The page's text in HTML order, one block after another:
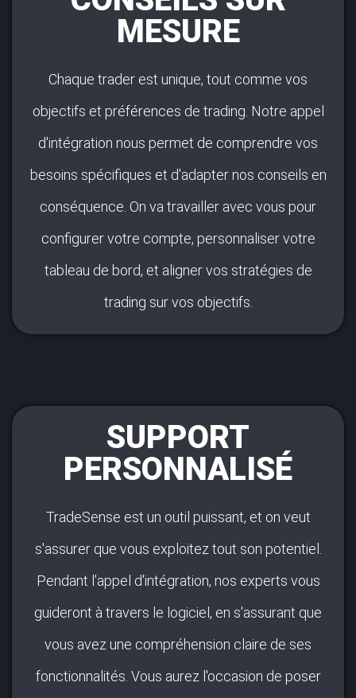
MESURE
Chaque trader est unique, tout comme vos
objectifs et préférences de trading. Notre appel
d'intégration nous permet de comprendre vos
besoins spécifiques et d'adapter nos conseils en
conséquence. On va travailler avec vous pour
configurer votre compte, personnaliser votre
tableau de bord, et aligner vos stratégies de
trading sur vos objectifs.
SUPPORT
PERSONNALISÉ
TradeSense est un outil puissant, et on veut
s'assurer que vous exploitez tout son potentiel.
Pendant l'appel d'intégration, nos experts vous
guideront à travers le logiciel, en s'assurant que
vous avez une compréhension claire de ses
fonctionnalités. Vous aurez l'occasion de poser